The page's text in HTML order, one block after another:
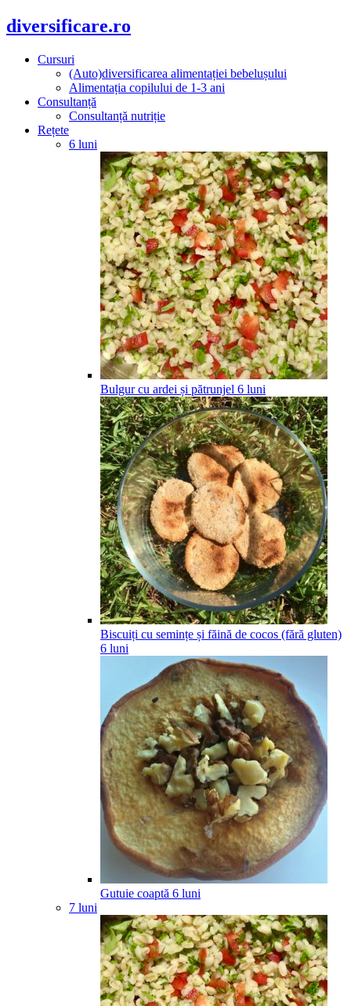
diversificare.ro
Cursuri
(Auto)diversificarea alimentației bebelușului
Alimentația copilului de 1-3 ani
Consultanță
Consultanță nutriție
Rețete
6 luni
Bulgur cu ardei și pătrunjel 6 luni
Biscuiți cu semințe și făină de cocos (fără gluten)
6 luni
Gutuie coaptă 6 luni
7 luni